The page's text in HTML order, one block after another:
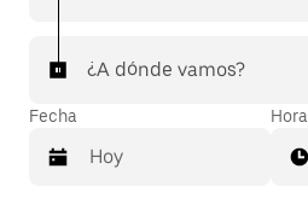
¿A dónde vamos?
Fecha Hora